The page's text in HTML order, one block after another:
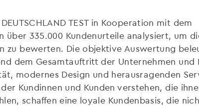
TEST in Kooperation mit dem
335.000 Kundenurteile analysiert, um
zu bewerten. Die objektive Auswertung
dem Gesamtauftritt der Unternehmen und
modernes Design und herausragenden
Kundinnen und Kunden verstehen, die
schaffen eine loyale Kundenbasis, die